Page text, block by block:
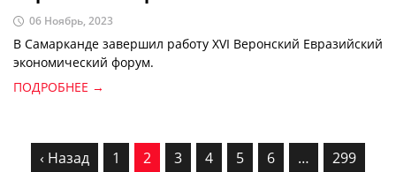
экономического форума в Самарканде
06 Ноябрь, 2023
В Самарканде завершил работу XVI Веронский Евразийский
экономический форум.
ПОДРОБНЕЕ →
‹ Назад 1 2 3 4 5 6 …
299